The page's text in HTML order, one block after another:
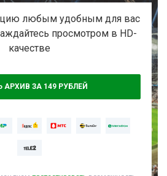
любым удобным для вас
просмотром в HD-
качестве
АРХИВ ЗА 149 РУБЛЕЙ